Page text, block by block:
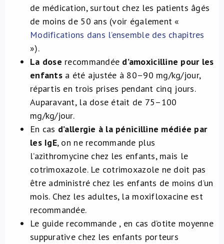
de médication, surtout chez les patients âgés
de moins de 50 ans (voir également «
Modifications dans l’ensemble des chapitres
»).
La dose recommandée d’amoxicilline pour les
enfantsa été ajustée à 80–90 mg/kg/jour,
répartis en trois prises pendant cinq jours.
Auparavant, la dose était de 75–100
mg/kg/jour.
En cas d’allergie à la pénicilline médiée par
les IgE, on ne recommande plus
l’azithromycine chez les enfants, mais le
cotrimoxazole. Le cotrimoxazole ne doit pas
être administré chez les enfants de moins d’un
mois. Chez les adultes, la moxifloxacine est
recommandée.
Le guide recommande , en cas d’otite moyenne
suppurative chez les enfants porteurs